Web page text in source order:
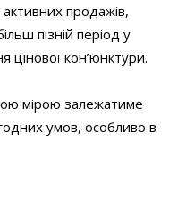
продажів,
пізній період у
цінової кон’юнктури.
мірою залежатиме
умов, особливо в